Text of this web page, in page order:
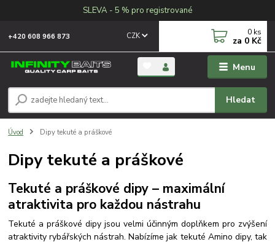
SLEVA - 5 % pro registrované
Menu
CZK
Hledat
+420 608 966 873 0 ks
za 0 Kč
Úvod Dipy tekuté a práškové
Dipy tekuté a práškové
Tekuté a práškové dipy – maximální
atraktivita pro každou nástrahu
Tekuté a práškové dipy jsou velmi účinným doplňkem pro zvýšení
atraktivity rybářských nástrah.Nabízíme jak tekuté Amino dipy, tak